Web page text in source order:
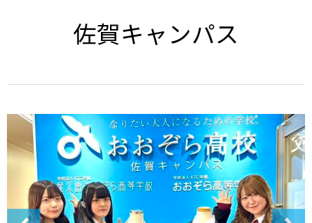
佐賀キャンパス